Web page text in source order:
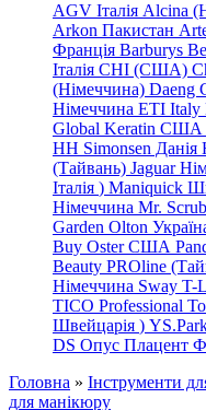
AGV Італія Alcina
Arkon Пакистан
Франція Barburys
Італія CHI (США)
(Німеччина) Daeng
Німеччина ETI Italy
Global Keratin США
HH Simonsen Данія
(Тайвань) Jaguar
Італія ) Maniquick
Німеччина Mr.
Garden Olton
Buy Oster США
Beauty PROline
Німеччина Sway T-
TICO Professional
Швейцарія )
DS Опус Плацент
Головна » Інструменти
для манікюру